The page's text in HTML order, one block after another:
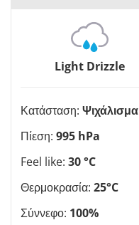
Light Drizzle
Κατάσταση: Ψιχάλισμα
Πίεση: 995 hPa
Feel like: 30 °C
Θερμοκρασία: 25°C
Σύννεφο: 100%